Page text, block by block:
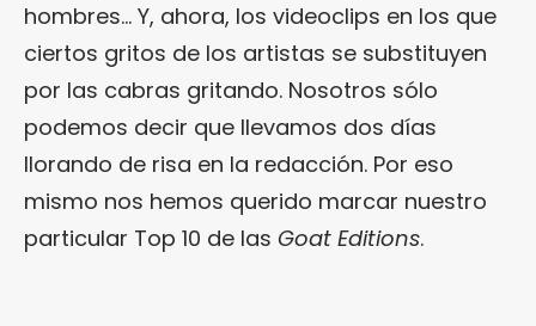
hombres… Y, ahora, los videoclips en los que
ciertos gritos de los artistas se substituyen
por las cabras gritando. Nosotros sólo
podemos decir que llevamos dos días
llorando de risa en la redacción. Por eso
mismo nos hemos querido marcar nuestro
particular Top 10 de las Goat Editions.